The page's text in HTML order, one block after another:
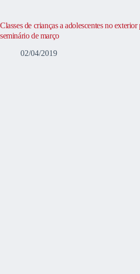
Classes de crianças a adolescentes no
seminário de março
02/04/2019